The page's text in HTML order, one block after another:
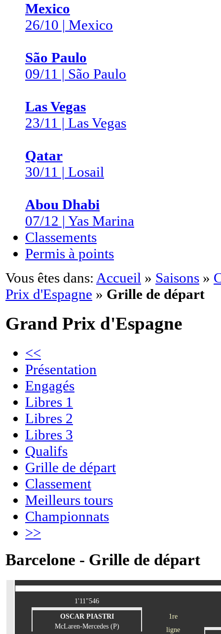
Mexico
26/10 | Mexico
São Paulo
09/11 | São Paulo
Las Vegas
23/11 | Las Vegas
Qatar
30/11 | Losail
Abou Dhabi
07/12 | Yas Marina
Classements
Permis à points
Vous êtes dans: Accueil » Saisons »
Prix d'Espagne » Grille de départ
Grand Prix d'Espagne
<<
Présentation
Engagés
Libres 1
Libres 2
Libres 3
Qualifs
Grille de départ
Classement
Meilleurs tours
Championnats
>>
Barcelone - Grille de départ
1'11"546
OSCAR PIASTRI
McLaren-Mercedes (P)
1re
ligne